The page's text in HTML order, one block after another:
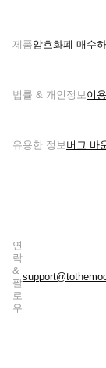
제품암호화폐 매수
법률 & 개인정보이
유용한 정보버그 바
연
락
&
팔
로
우